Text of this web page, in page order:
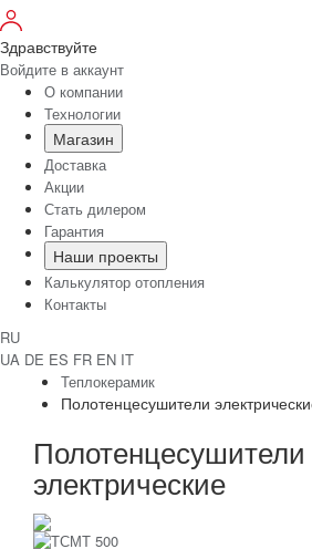
Здравствуйте
Войдите в аккаунт
О компании
Технологии
Магазин
Доставка
Акции
Стать дилером
Гарантия
Наши проекты
Калькулятор отопления
Контакты
RU
UA DE ES FR EN IT
Теплокерамик
Полотенцесушители
Полотенцесушители
электрические